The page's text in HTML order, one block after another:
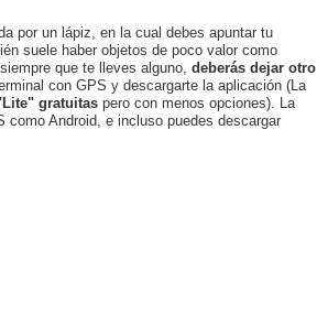
por un lápiz, en la cual debes apuntar tu
suele haber objetos de poco valor como
que te lleves alguno, deberás dejar otro
con GPS y descargarte la aplicación (La
gratuitas pero con menos opciones). La
Android, e incluso puedes descargar